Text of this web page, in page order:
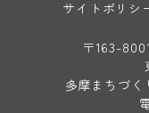
サイトポリシ
〒163-
多摩まちづ